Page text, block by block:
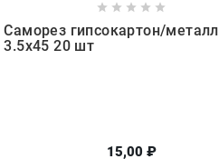
    
Саморез гипсокартон/металл
3.5х45 20 шт
15,00 ₽